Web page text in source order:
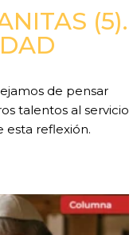
(5).
de pensar
talentos al servicio
esta reflexión.